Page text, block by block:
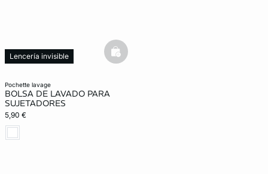
pochette lavage
BOLSA DE LAVADO PARA
SUJETADORES
5,90 €
Lencería invisible basketfull